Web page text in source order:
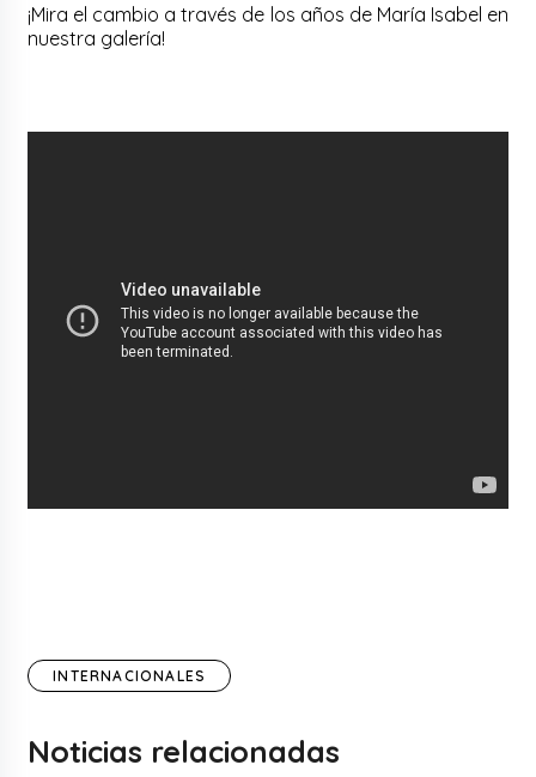
¡Mira el cambio a través de los años de María Isabel en
nuestra galería!
INTERNACIONALES
Noticias relacionadas